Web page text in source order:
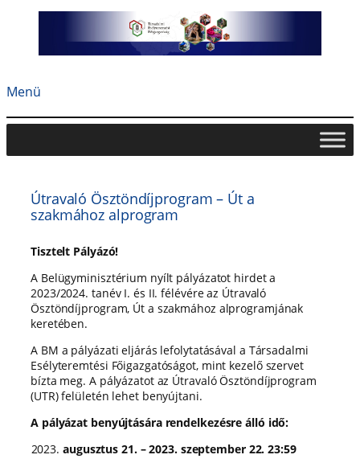
Menü
Útravaló Ösztöndíjprogram – Út a
szakmához alprogram
Tisztelt Pályázó!
A Belügyminisztérium nyílt pályázatot hirdet a
2023/2024. tanév I. és II. félévére az Útravaló
Ösztöndíjprogram, Út a szakmához alprogramjának
keretében.
A BM a pályázati eljárás lefolytatásával a Társadalmi
Esélyteremtési Főigazgatóságot, mint kezelő szervet
bízta meg. A pályázatot az Útravaló Ösztöndíjprogram
(UTR) felületén lehet benyújtani.
A pályázat benyújtására rendelkezésre álló idő:
augusztus 21. – 2023. szeptember 22. 23:59